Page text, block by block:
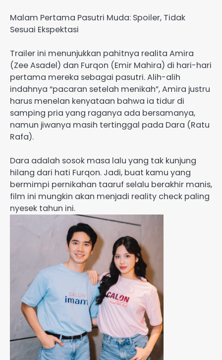
Malam Pertama Pasutri Muda: Spoiler, Tidak
Sesuai Ekspektasi
Trailer ini menunjukkan pahitnya realita Amira
(Zee Asadel) dan Furqon (Emir Mahira) di hari-hari
pertama mereka sebagai pasutri. Alih-alih
indahnya “pacaran setelah menikah”, Amira justru
harus menelan kenyataan bahwa ia tidur di
samping pria yang raganya ada bersamanya,
namun jiwanya masih tertinggal pada Dara (Ratu
Rafa).
Dara adalah sosok masa lalu yang tak kunjung
hilang dari hati Furqon. Jadi, buat kamu yang
bermimpi pernikahan taaruf selalu berakhir manis,
film ini mungkin akan menjadi reality check paling
nyesek tahun ini.